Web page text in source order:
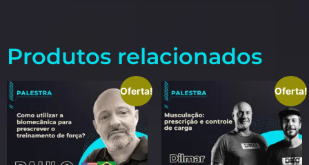
Produtos relacionados
Oferta! Oferta!